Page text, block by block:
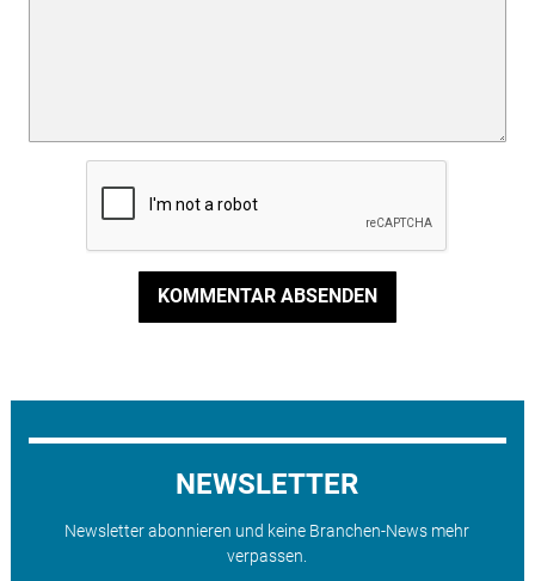
KOMMENTAR ABSENDEN
NEWSLETTER
Newsletter abonnieren und keine Branchen-News mehr
verpassen.